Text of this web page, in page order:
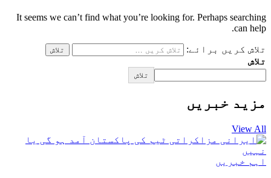
It seems we can’t find what you’re looking for. Perhaps searching
can help.
تلاش کریں برائے:
تلاش
تلاش
مزید خبریں
View All
اہم خبریں